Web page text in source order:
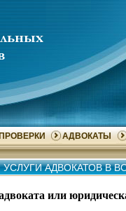
АДВОКАТЫ
УСЛУГИ АДВОКАТОВ В
или